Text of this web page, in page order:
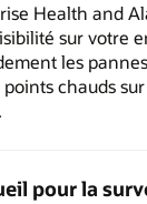
Health and
sur votre
les
chauds
pour la